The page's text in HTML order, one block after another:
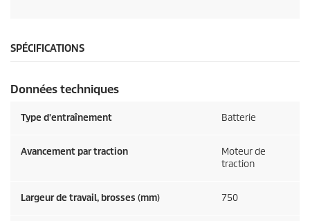
SPÉCIFICATIONS
Données techniques
Type d'entraînement Batterie
Avancement par traction
Moteur de
traction
Largeur de travail, brosses (mm) 750